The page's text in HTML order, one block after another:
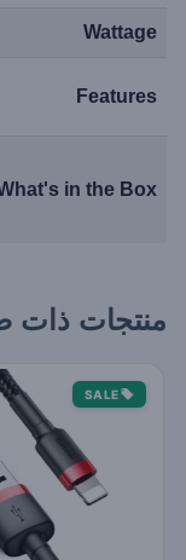
Wattage
Features
in the Box
منتجات ذات
SALE